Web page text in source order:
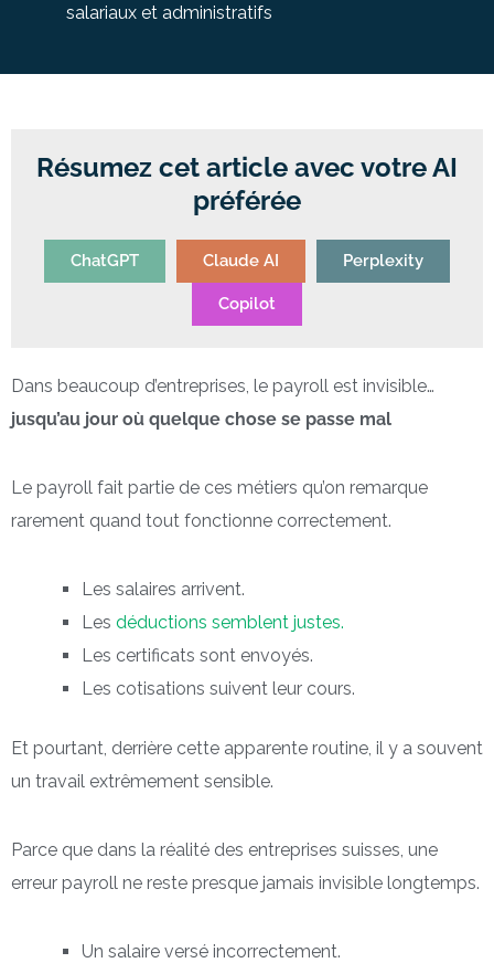
salariaux et administratifs
Résumez cet article avec votre AI
préférée
ChatGPT Claude AI Perplexity
Copilot
Dans beaucoup d’entreprises, le payroll est invisible…
jusqu’au jour où quelque chose se passe mal
Le payroll fait partie de ces métiers qu’on remarque
rarement quand tout fonctionne correctement.
Les salaires arrivent.
Les déductions semblent justes.
Les certificats sont envoyés.
Les cotisations suivent leur cours.
Et pourtant, derrière cette apparente routine, il y a souvent
un travail extrêmement sensible.
Parce que dans la réalité des entreprises suisses, une
erreur payroll ne reste presque jamais invisible longtemps.
Un salaire versé incorrectement.